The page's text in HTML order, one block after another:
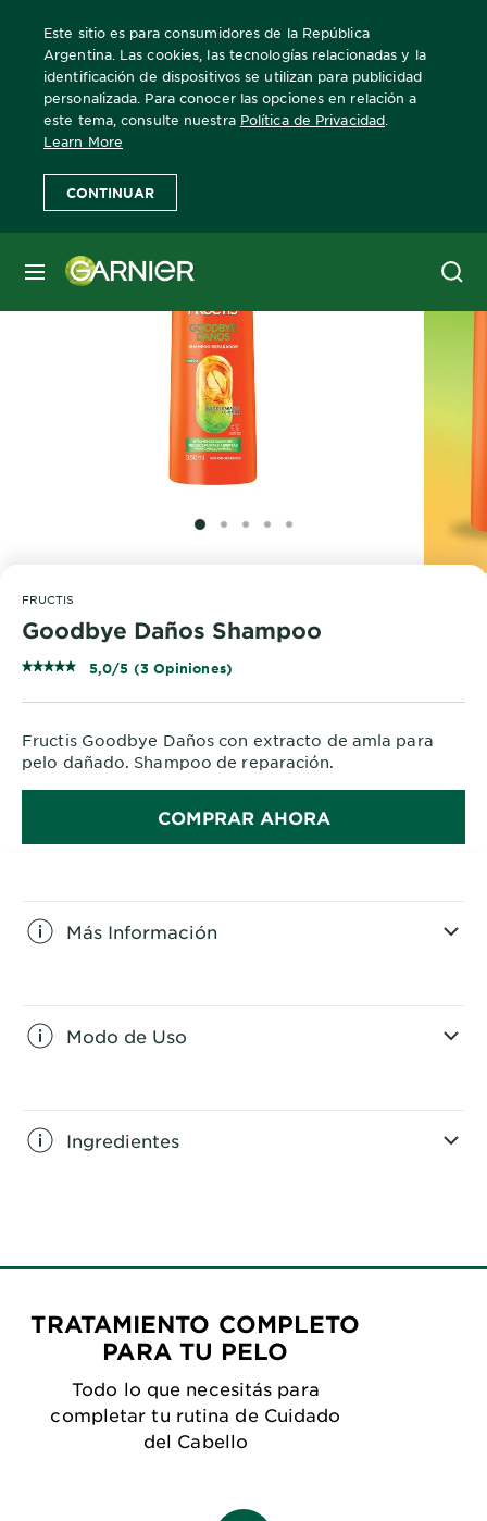
Este sitio es para consumidores de la República
Argentina. Las cookies, las tecnologías relacionadas y la
identificación de dispositivos se utilizan para publicidad
personalizada. Para conocer las opciones en relación a
este tema, consulte nuestra Política de Privacidad
Learn More
CONTINUAR
MENÚ
Home Fructis Goodbye Danos Goodbye Daños Shampoo
SLIDE 1
SLIDE 2
SLIDE 3
SLIDE 4
SLIDE 5
FRUCTIS
Goodbye Daños Shampoo
5,0/5 (3 Opiniones)
Fructis Goodbye Daños con extracto de amla para
pelo dañado. Shampoo de reparación.
COMPRAR AHORA
Más Información
Modo de Uso
Ingredientes
TRATAMIENTO COMPLETO
PARA TU PELO
Todo lo que necesitás para
completar tu rutina de Cuidado
del Cabello